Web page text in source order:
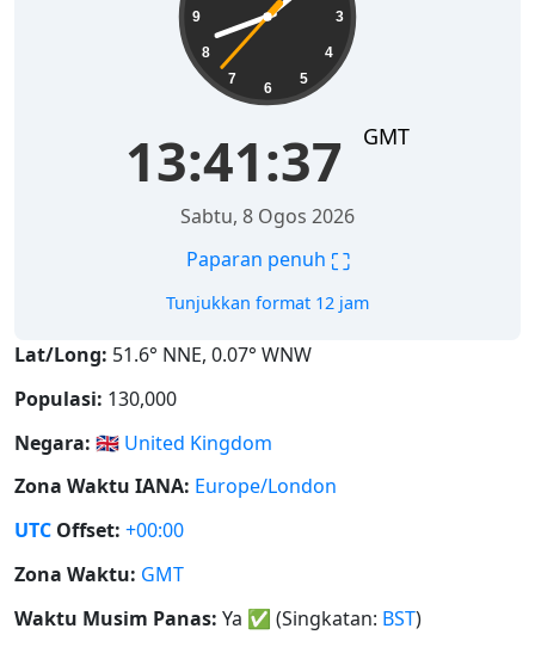
3
4
5
6
7
8
9
13:41:38 GMT
Sabtu, 8 Ogos 2026
Paparan penuh ⛶
Tunjukkan format 12 jam
Lat/Long: 51.6° NNE, 0.07° WNW
Populasi: 130,000
Negara: 🇬🇧 United Kingdom
Zona Waktu IANA: Europe/London
UTC Offset: +00:00
Zona Waktu: GMT
Waktu Musim Panas: Ya ✅ (Singkatan: BST)